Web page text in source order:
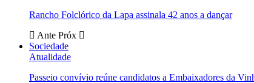
Rancho Folclórico da Lapa assinala 42 anos a dançar
Ante Próx
Sociedade
Atualidade
Passeio convívio reúne candidatos a Embaixadores da